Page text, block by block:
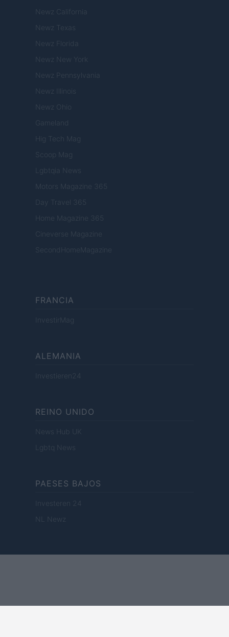
Newz California
Newz Texas
Newz Florida
Newz New York
Newz Pennsylvania
Newz Illinois
Newz Ohio
Gameland
Hig Tech Mag
Scoop Mag
Lgbtqia News
Motors Magazine 365
Day Travel 365
Home Magazine 365
Cineverse Magazine
SecondHomeMagazine
FRANCIA
InvestirMag
ALEMANIA
Investieren24
REINO UNIDO
News Hub UK
Lgbtq News
PAESES BAJOS
Investeren 24
NL Newz